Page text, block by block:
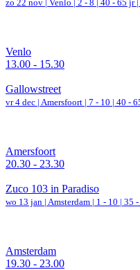
zo 22 nov | Venlo | 2 - 8 | 40 - 65 jr |
Venlo
13.00 - 15.30
Gallowstreet
vr 4 dec | Amersfoort | 7 - 10 | 40 -
Amersfoort
20.30 - 23.30
Zuco 103 in Paradiso
wo 13 jan | Amsterdam | 1 - 10 | 35
Amsterdam
19.30 - 23.00